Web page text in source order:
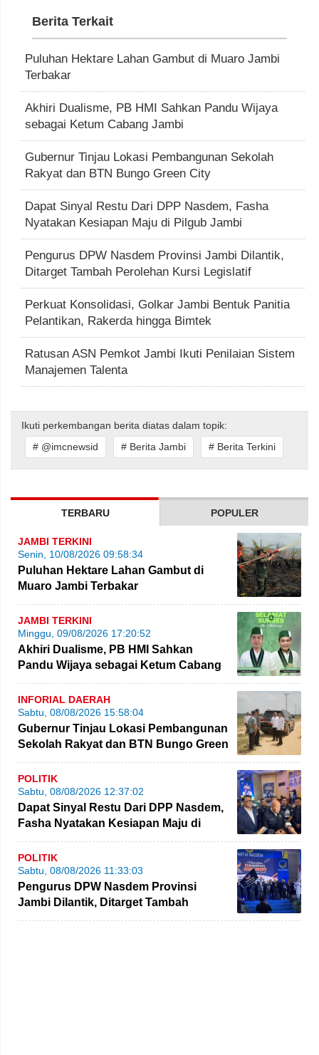
Berita Terkait
Puluhan Hektare Lahan Gambut di Muaro Jambi
Terbakar
Akhiri Dualisme, PB HMI Sahkan Pandu Wijaya
sebagai Ketum Cabang Jambi
Gubernur Tinjau Lokasi Pembangunan Sekolah
Rakyat dan BTN Bungo Green City
Dapat Sinyal Restu Dari DPP Nasdem, Fasha
Nyatakan Kesiapan Maju di Pilgub Jambi
Pengurus DPW Nasdem Provinsi Jambi Dilantik,
Ditarget Tambah Perolehan Kursi Legislatif
Perkuat Konsolidasi, Golkar Jambi Bentuk Panitia
Pelantikan, Rakerda hingga Bimtek
Ratusan ASN Pemkot Jambi Ikuti Penilaian Sistem
Manajemen Talenta
Ikuti perkembangan berita diatas dalam topik:
# @imcnewsid
# Berita Jambi # Berita Terkini
TERBARU POPULER
JAMBI TERKINI
Senin, 10/08/2026 09:58:34
Puluhan Hektare Lahan Gambut di
Muaro Jambi Terbakar
JAMBI TERKINI
Minggu, 09/08/2026 17:20:52
Akhiri Dualisme, PB HMI Sahkan
Pandu Wijaya sebagai Ketum Cabang
Jambi
INFORIAL DAERAH
Sabtu, 08/08/2026 15:58:04
Gubernur Tinjau Lokasi Pembangunan
Sekolah Rakyat dan BTN Bungo Green
City
POLITIK
Sabtu, 08/08/2026 12:37:02
Dapat Sinyal Restu Dari DPP Nasdem,
Fasha Nyatakan Kesiapan Maju di
Pilgub Jambi
POLITIK
Sabtu, 08/08/2026 11:33:03
Pengurus DPW Nasdem Provinsi
Jambi Dilantik, Ditarget Tambah
Perolehan Kursi Legislatif